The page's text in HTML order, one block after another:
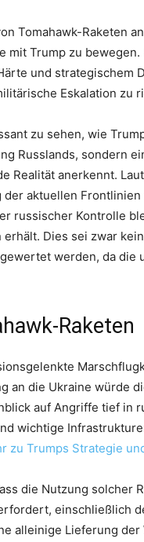
Tomahawk-Raketen
mit Trump zu
und strategischem
Eskalation zu
zu sehen, wie
Russlands, sondern
Realität anerkennt.
der aktuellen
russischer Kontrolle
Dies sei zwar
werden, da die
Raketen
an die Ukraine würde
auf Angriffe tief in
wichtige
zu Trumps Strategie
die Nutzung solcher
einschließlich
alleinige Lieferung